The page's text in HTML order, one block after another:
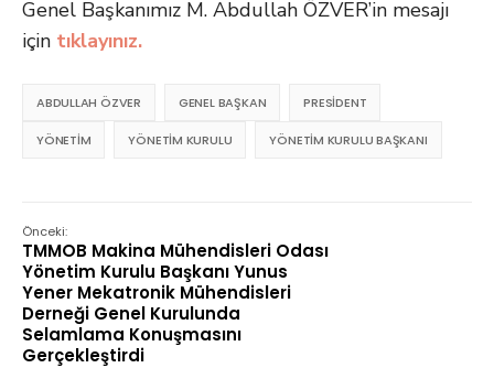
Genel Başkanımız M. Abdullah ÖZVER’in mesajı
için tıklayınız.
ABDULLAH ÖZVER GENEL BAŞKAN PRESIDENT
YÖNETIM YÖNETIM KURULU YÖNETIM KURULU BAŞKANI
Önceki:
TMMOB Makina Mühendisleri Odası
Yönetim Kurulu Başkanı Yunus
Yener Mekatronik Mühendisleri
Derneği Genel Kurulunda
Selamlama Konuşmasını
Gerçekleştirdi